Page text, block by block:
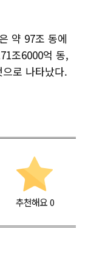
약 97조 동에
조6000억 동,
로 나타났다.
추천해요 0